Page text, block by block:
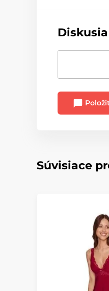
Diskusia
Súvisiace